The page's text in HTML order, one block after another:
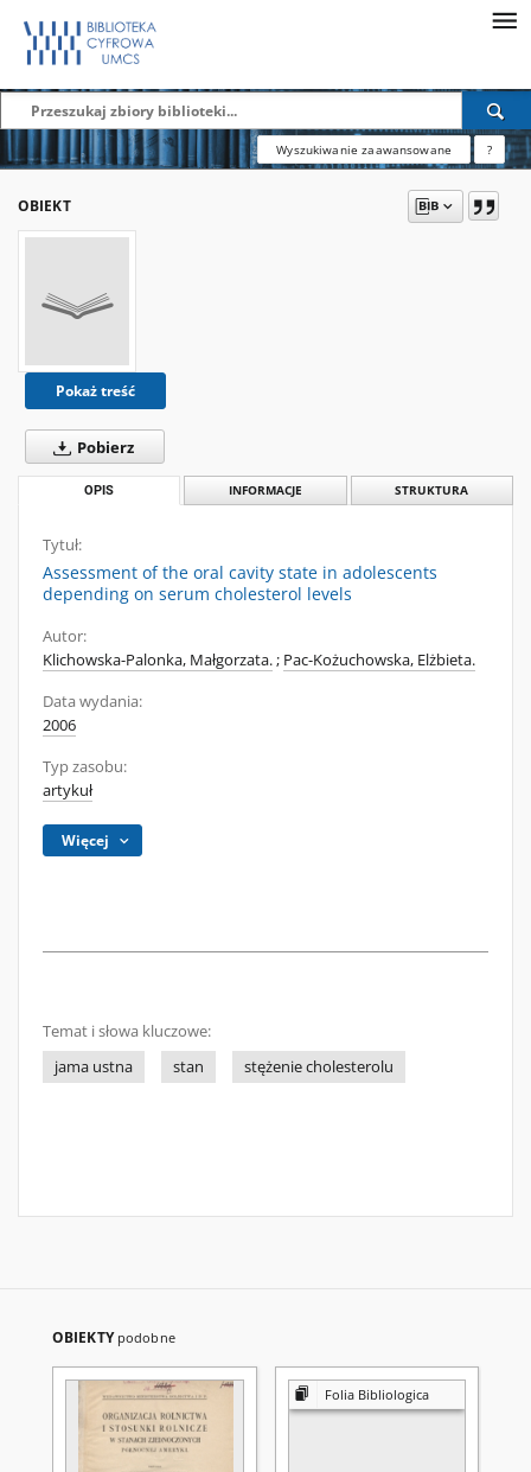
Wyszukiwanie zaawansowane ?
OBIEKT
Pokaż treść
Pobierz
OPIS INFORMACJE STRUKTURA
Tytuł:
Assessment of the oral cavity state in adolescents
depending on serum cholesterol levels
Autor:
Klichowska-Palonka, Małgorzata.; Pac-Kożuchowska, Elżbieta.
Data wydania:
2006
Typ zasobu:
artykuł
Więcej
Temat i słowa kluczowe:
jama ustna
stan stężenie cholesterolu
OBIEKTY podobne
Folia Bibliologica